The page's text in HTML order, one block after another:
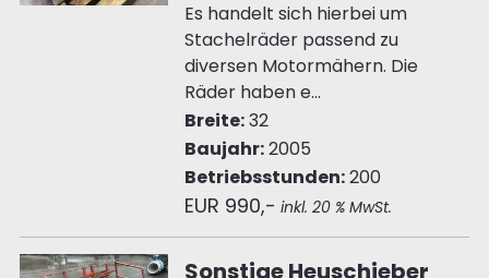
Es handelt sich hierbei um
Stachelräder passend zu
diversen Motormähern. Die
Räder haben e...
Breite:32
Baujahr:2005
Betriebsstunden:200
EUR 990,- inkl. 20 % MwSt.
Sonstige Heuschieber